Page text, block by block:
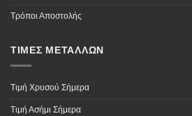
Τρόποι Αποστολής
ΤΙΜΕΣ ΜΕΤΑΛΛΩΝ
Τιμή Χρυσού Σήμερα
Τιμή Ασήμι Σήμερα